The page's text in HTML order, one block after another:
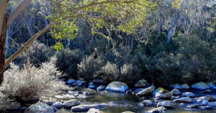
ります。 …